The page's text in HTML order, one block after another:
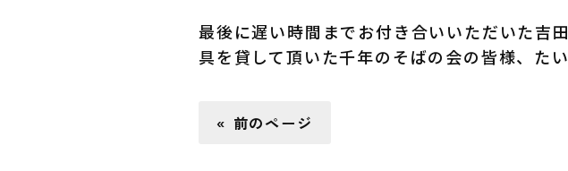
最後に遅い時間までお付き合いいただいた吉
具を貸して頂いた千年のそばの会の皆様、た
« 前のページ